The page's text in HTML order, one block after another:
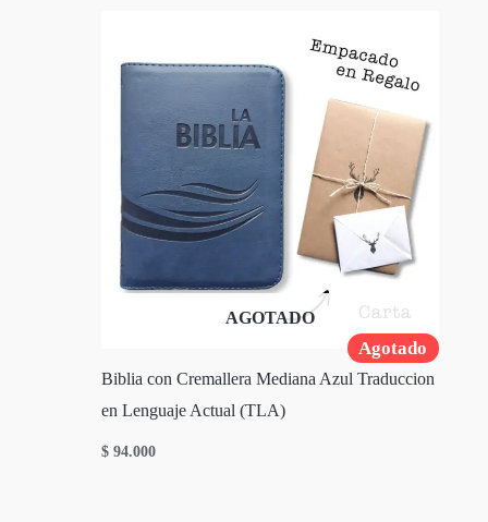
Agotado
AGOTADO
Biblia con Cremallera Mediana Azul Traduccion
en Lenguaje Actual (TLA)
$ 94.000